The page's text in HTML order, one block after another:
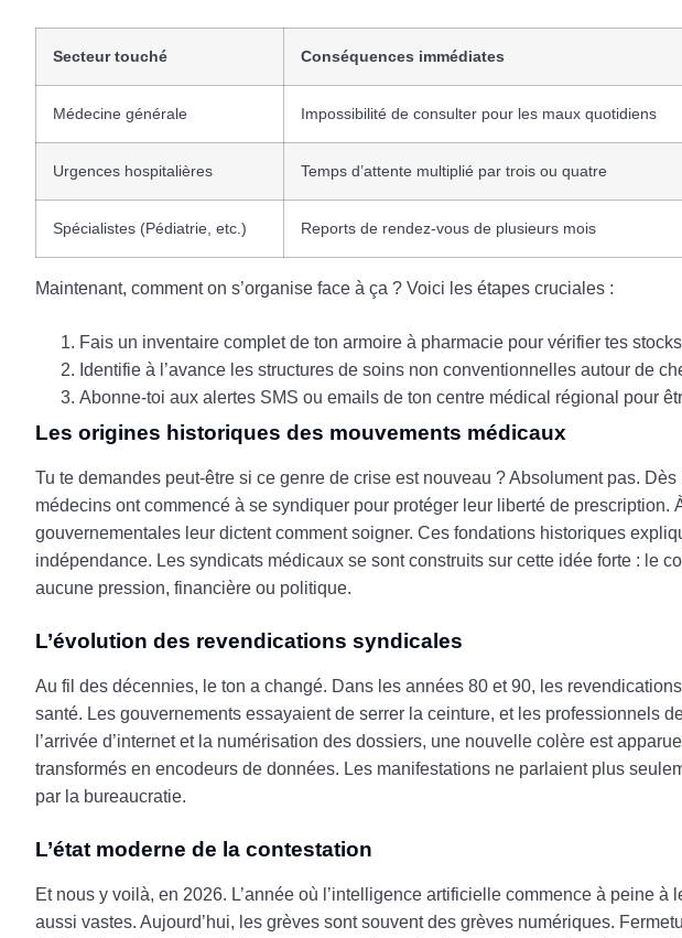
Secteur touché Conséquences immédiates
Médecine générale Impossibilité de consulter pour les maux quotidiens
Urgences hospitalières Temps d’attente multiplié par trois ou quatre
Spécialistes (Pédiatrie, etc.) Reports de rendez-vous de plusieurs mois
Maintenant, comment on s’organise face à ça ? Voici les étapes cruciales :
Fais un inventaire complet de ton armoire à pharmacie pour vérifier tes
Identifie à l’avance les structures de soins non conventionnelles autour de
Abonne-toi aux alertes SMS ou emails de ton centre médical régional pour
Les origines historiques des mouvements médicaux
Tu te demandes peut-être si ce genre de crise est nouveau ? Absolument pas.
médecins ont commencé à se syndiquer pour protéger leur liberté de prescription.
gouvernementales leur dictent comment soigner. Ces fondations historiques
indépendance. Les syndicats médicaux se sont construits sur cette idée forte : le
aucune pression, financière ou politique.
L’évolution des revendications syndicales
Au fil des décennies, le ton a changé. Dans les années 80 et 90, les
santé. Les gouvernements essayaient de serrer la ceinture, et les professionnels
l’arrivée d’internet et la numérisation des dossiers, une nouvelle colère est
transformés en encodeurs de données. Les manifestations ne parlaient plus
par la bureaucratie.
L’état moderne de la contestation
Et nous y voilà, en 2026. L’année où l’intelligence artificielle commence à peine
aussi vastes. Aujourd’hui, les grèves sont souvent des grèves numériques.